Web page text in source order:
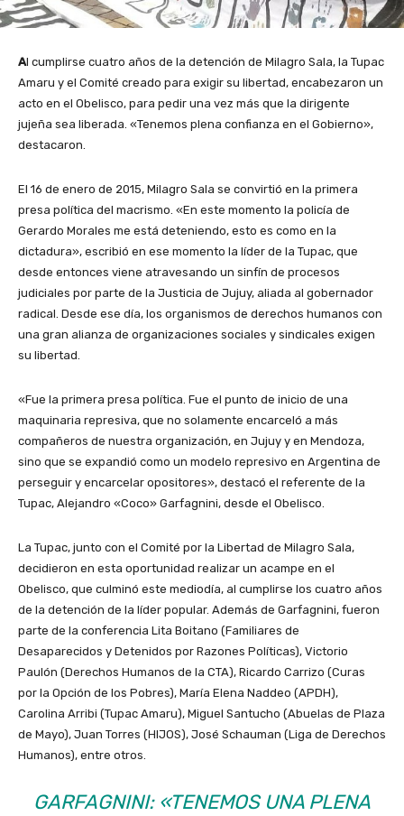
Al cumplirse cuatro años de la detención de Milagro Sala, la Tupac
Amaru y el Comité creado para exigir su libertad, encabezaron un
acto en el Obelisco, para pedir una vez más que la dirigente
jujeña sea liberada. «Tenemos plena confianza en el Gobierno»,
destacaron.
El 16 de enero de 2015, Milagro Sala se convirtió en la primera
presa política del macrismo. «En este momento la policía de
Gerardo Morales me está deteniendo, esto es como en la
dictadura», escribió en ese momento la líder de la Tupac, que
desde entonces viene atravesando un sinfín de procesos
judiciales por parte de la Justicia de Jujuy, aliada al gobernador
radical. Desde ese día, los organismos de derechos humanos con
una gran alianza de organizaciones sociales y sindicales exigen
su libertad.
«Fue la primera presa política. Fue el punto de inicio de una
maquinaria represiva, que no solamente encarceló a más
compañeros de nuestra organización, en Jujuy y en Mendoza,
sino que se expandió como un modelo represivo en Argentina de
perseguir y encarcelar opositores», destacó el referente de la
Tupac, Alejandro «Coco» Garfagnini, desde el Obelisco.
La Tupac, junto con el Comité por la Libertad de Milagro Sala,
decidieron en esta oportunidad realizar un acampe en el
Obelisco, que culminó este mediodía, al cumplirse los cuatro años
de la detención de la líder popular. Además de Garfagnini, fueron
parte de la conferencia Lita Boitano (Familiares de
Desaparecidos y Detenidos por Razones Políticas), Victorio
Paulón (Derechos Humanos de la CTA), Ricardo Carrizo (Curas
por la Opción de los Pobres), María Elena Naddeo (APDH),
Carolina Arribi (Tupac Amaru), Miguel Santucho (Abuelas de Plaza
de Mayo), Juan Torres (HIJOS), José Schauman (Liga de Derechos
Humanos), entre otros.
GARFAGNINI: «TENEMOS UNA PLENA